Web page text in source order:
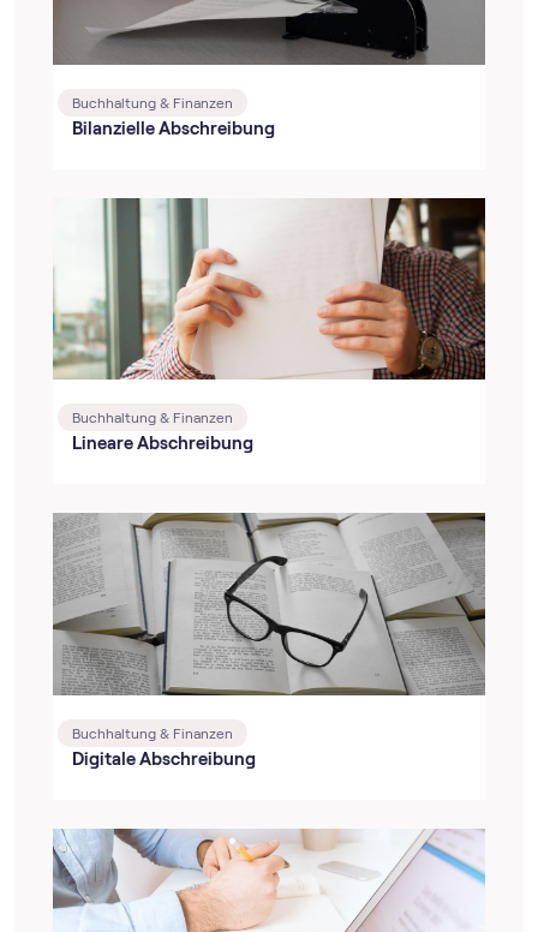
Buchhaltung & Finanzen
Bilanzielle Abschreibung
Buchhaltung & Finanzen
Lineare Abschreibung
Buchhaltung & Finanzen
Digitale Abschreibung